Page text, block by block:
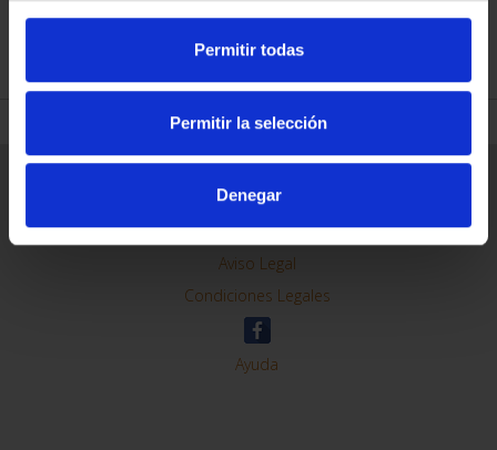
Permitir todas
Permitir la selección
Denegar
REFINAR
Contacto
Preguntas Frequentes (FAQs)
Aviso Legal
Condiciones Legales
Ayuda